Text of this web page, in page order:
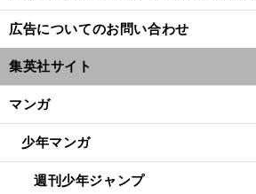
広告についてのお問い合わせ
集英社サイト
マンガ
少年マンガ
週刊少年ジャンプ